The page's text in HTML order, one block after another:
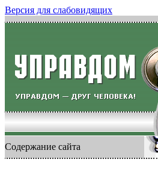
Версия для слабовидящих
Содержание сайта